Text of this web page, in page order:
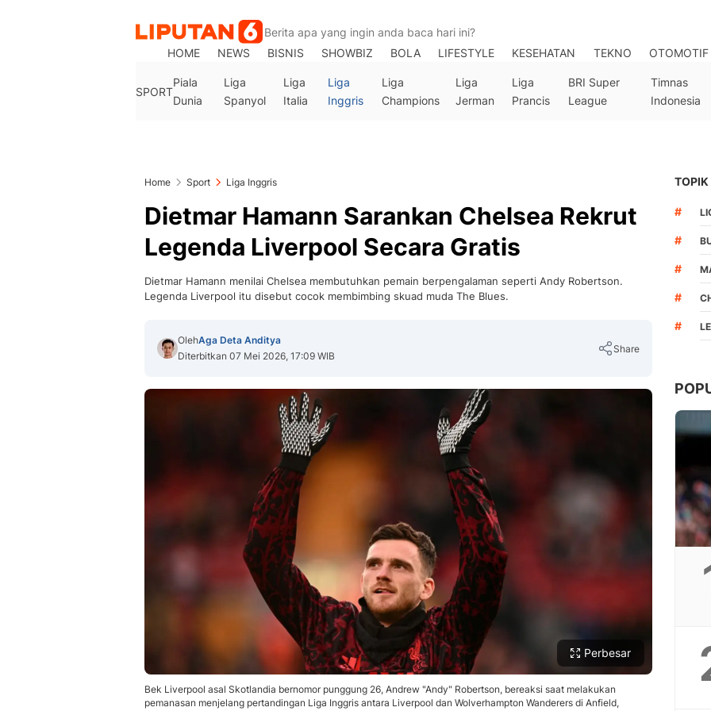
HOME
NEWS BISNIS SHOWBIZ BOLA LIFESTYLE KESEHATAN TEKNO OTOMOTIF
SPORT
Piala
Dunia
Liga
Spanyol
Liga
Italia
Liga
Inggris
Liga
Champions
Liga
Jerman
Liga
Prancis
BRI Super
League
Timnas
Indonesia
Home Sport Liga Inggris
Dietmar Hamann Sarankan Chelsea Rekrut
Legenda Liverpool Secara Gratis
Dietmar Hamann menilai Chelsea membutuhkan pemain berpengalaman seperti Andy Robertson.
Legenda Liverpool itu disebut cocok membimbing skuad muda The Blues.
OlehAga Deta Anditya
Diterbitkan 07 Mei 2026, 17:09 WIB
Share
Perbesar
Bek Liverpool asal Skotlandia bernomor punggung 26, Andrew "Andy" Robertson, bereaksi saat melakukan
pemanasan menjelang pertandingan Liga Inggris antara Liverpool dan Wolverhampton Wanderers di Anfield,
TOPIK
#
#
#
#
#